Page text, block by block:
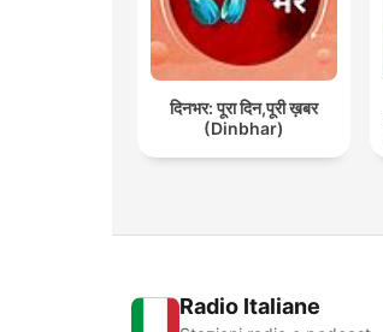
दिनभर: पूरा दिन,पूरी ख़बर
(Dinbhar)
Radio Italiane